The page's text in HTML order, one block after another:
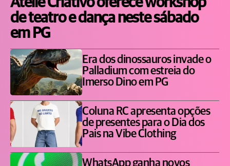
de teatro e dança neste sábado
em PG
Era dos dinossauros invade o
Palladium com estreia do
Imerso Dino em PG
Coluna RC apresenta opções
de presentes para o Dia dos
Pais na Vibe Clothing
WhatsApp ganha novos